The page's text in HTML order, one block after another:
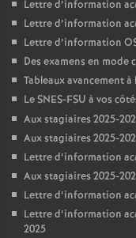
Lettre d’information
Lettre d’information
Lettre d’information
Des examens en mode
Tableaux avancement
Le SNES-FSU à vos
Aux stagiaires 2025-
Aux stagiaires 2025-
Lettre d’information
Aux stagiaires 2025-
Lettre d’information
Lettre d’information
2025